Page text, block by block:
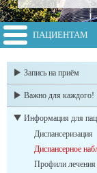
ПАЦИЕНТАМ
Запись на приём
Важно для каждого!
Информация для
Диспансеризация
Диспансерное
Профили лечения